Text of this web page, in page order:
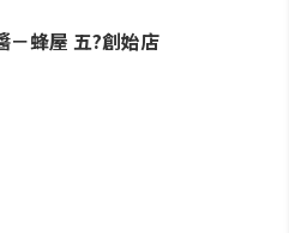
－蜂屋 五?創始店